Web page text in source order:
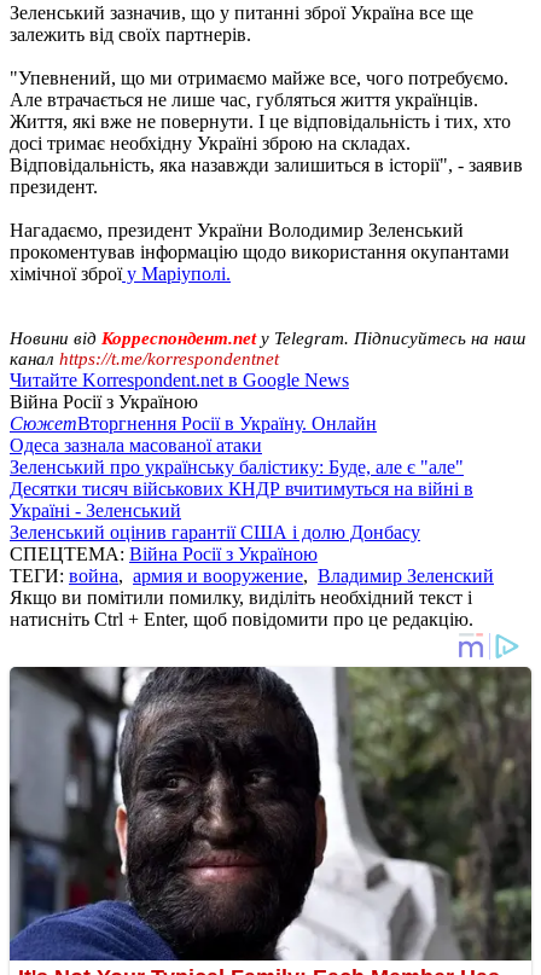
Зеленський зазначив, що у питанні зброї Україна все ще
залежить від своїх партнерів.
"Упевнений, що ми отримаємо майже все, чого потребуємо.
Але втрачається не лише час, губляться життя українців.
Життя, які вже не повернути. І це відповідальність і тих, хто
досі тримає необхідну Україні зброю на складах.
Відповідальність, яка назавжди залишиться в історії", - заявив
президент.
Нагадаємо, президент України Володимир Зеленський
прокоментував інформацію щодо використання окупантами
хімічної зброїу Маріуполі.
Новини від Корреспондент.netу Telegram. Підписуйтесь на наш
канал https://t.me/korrespondentnet
Читайте Korrespondent.net в Google News
Війна Росії з Україною
СюжетВторгнення Росії в Україну. Онлайн
Одеса зазнала масованої атаки
Зеленський про українську балістику: Буде, але є "але"
Десятки тисяч військових КНДР вчитимуться на війні в
Україні - Зеленський
Зеленський оцінив гарантії США і долю Донбасу
СПЕЦТЕМА: Війна Росії з Україною
ТЕГИ: война, армия и вооружение, Владимир Зеленский
Якщо ви помітили помилку, виділіть необхідний текст і
натисніть Ctrl + Enter, щоб повідомити про це редакцію.